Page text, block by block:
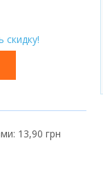
скидку!
13,90 грн